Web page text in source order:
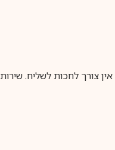
צורך לחכות לשליח. שירות